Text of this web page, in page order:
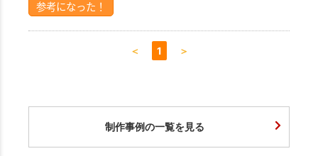
参考になった！
＜ 1 ＞
制作事例の一覧を見る